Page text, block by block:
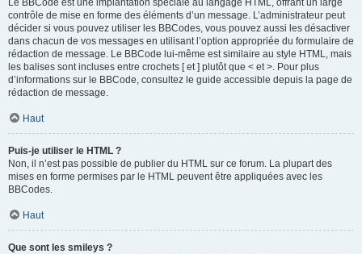
Le BBCode est une implantation spéciale au langage HTML, offrant un large
contrôle de mise en forme des éléments d’un message. L’administrateur peut
décider si vous pouvez utiliser les BBCodes, vous pouvez aussi les désactiver
dans chacun de vos messages en utilisant l’option appropriée du formulaire de
rédaction de message. Le BBCode lui-même est similaire au style HTML, mais
les balises sont incluses entre crochets [ et ] plutôt que < et >. Pour plus
d’informations sur le BBCode, consultez le guide accessible depuis la page de
rédaction de message.
Haut
Puis-je utiliser le HTML ?
Non, il n’est pas possible de publier du HTML sur ce forum. La plupart des
mises en forme permises par le HTML peuvent être appliquées avec les
BBCodes.
Haut
Que sont les smileys ?